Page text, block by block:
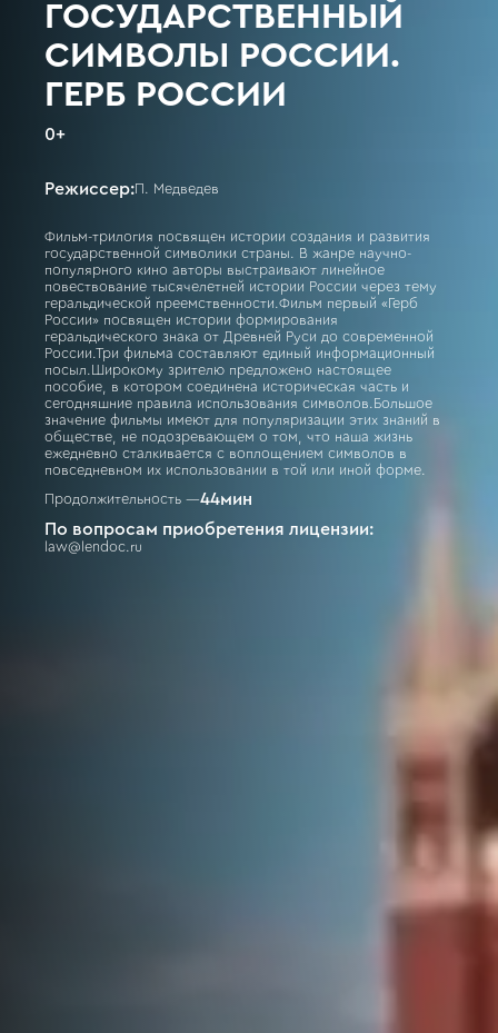
ГОСУДАРСТВЕННЫЙ
СИМВОЛЫ РОССИИ.
ГЕРБ РОССИИ
0+
Режиссер:П. Медведев
Фильм-трилогия посвящен истории создания и развития
государственной символики страны. В жанре научно-
популярного кино авторы выстраивают линейное
повествование тысячелетней истории России через тему
геральдической преемственности.Фильм первый «Герб
России» посвящен истории формирования
геральдического знака от Древней Руси до современной
России.Три фильма составляют единый информационный
посыл.Широкому зрителю предложено настоящее
пособие, в котором соединена историческая часть и
сегодняшние правила использования символов.Большое
значение фильмы имеют для популяризации этих знаний в
обществе, не подозревающем о том, что наша жизнь
ежедневно сталкивается с воплощением символов в
повседневном их использовании в той или иной форме.
Продолжительность —44мин
По вопросам приобретения лицензии:
law@lendoc.ru